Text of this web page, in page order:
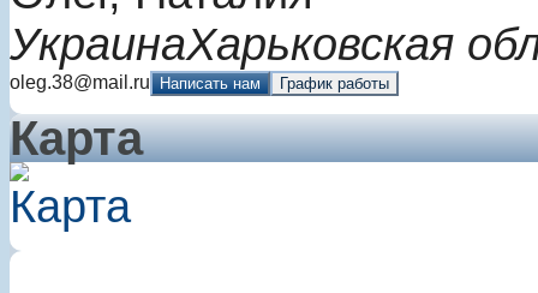
УкраинаХарьковская
oleg.38@mail.ru Написать нам График работы
Карта